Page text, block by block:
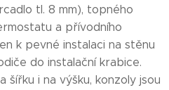
tl. 8 mm), topného
a přívodního
k pevné instalaci na stěnu
do instalační krabice.
šířku i na výšku, konzoly jsou